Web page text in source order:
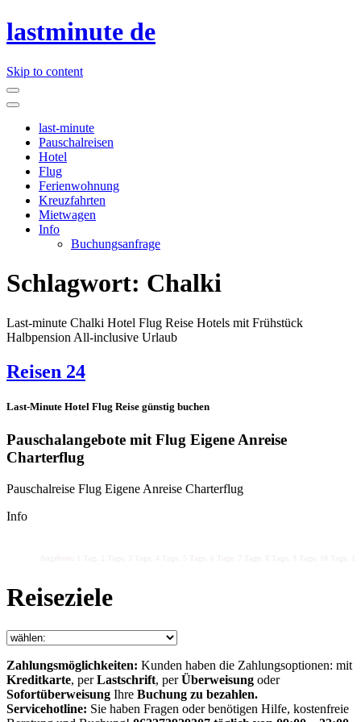
lastminute de
Skip to content
last-minute
Pauschalreisen
Hotel
Flug
Ferienwohnung
Kreuzfahrten
Mietwagen
Info
Buchungsanfrage
Schlagwort: Chalki
Last-minute Chalki Hotel Flug Reise Hotels mit Frühstück
Halbpension All-inclusive Urlaub
Reisen 24
Last-Minute Hotel Flug Reise günstig buchen
Pauschalangebote mit Flug Eigene Anreise
Charterflug
Pauschalreise Flug Eigene Anreise Charterflug
Info
Reiseziele
Zahlungsmöglichkeiten: Kunden haben die Zahlungsoptionen: mit
Kreditkarte, perLastschrift, perÜberweisung oder
Sofortüberweisung Ihre Buchung zu bezahlen.
Servicehotline: Sie haben Fragen oder benötigen Hilfe, kostenfreie